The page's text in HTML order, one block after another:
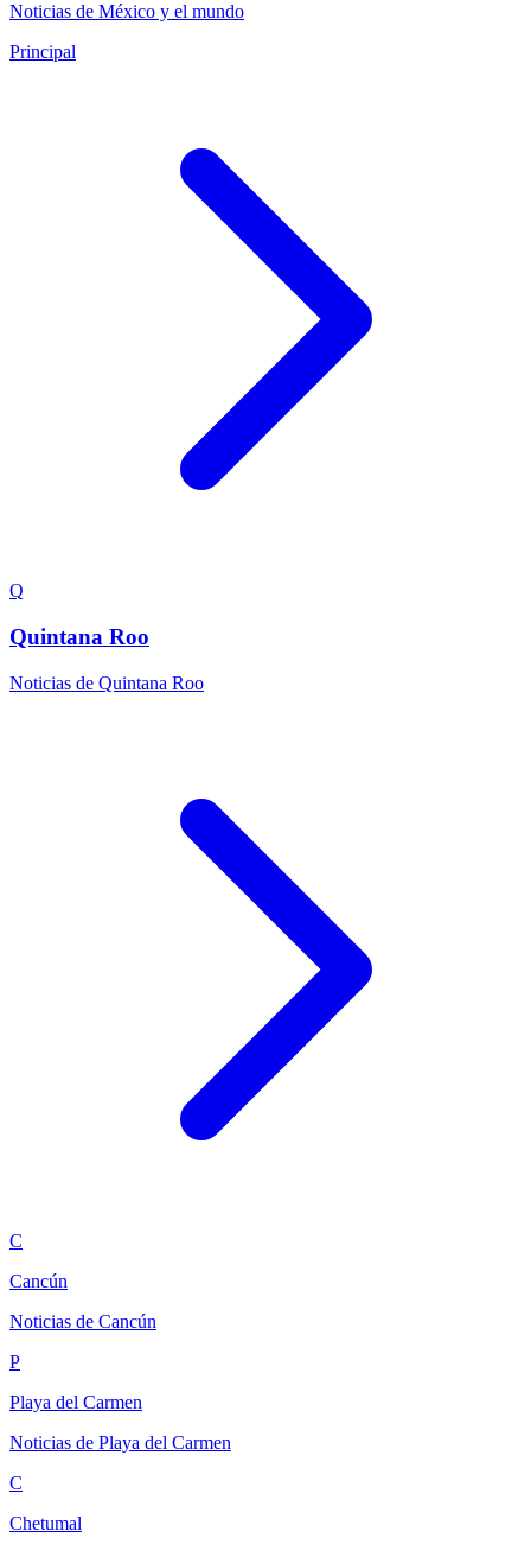
Noticias de México y el mundo
Principal
Q
Quintana Roo
Noticias de Quintana Roo
C
Cancún
Noticias de Cancún
P
Playa del Carmen
Noticias de Playa del Carmen
C
Chetumal